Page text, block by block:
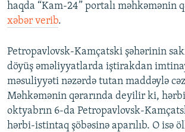
haqda “Kam-24” portalı məhkəmənin
xəbər verib.
Petropavlovsk-Kamçatski şəhərinin
döyüş əməliyyatlarda iştirakdan
məsuliyyəti nəzərdə tutan maddəylə
Məhkəmənin qərarında deyilir ki,
oktyabrın 6-da Petropavlovsk-
hərbi-istintaq şöbəsinə aparılıb. O isə